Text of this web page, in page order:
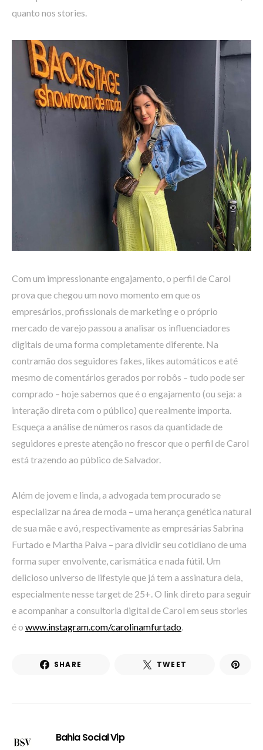
quanto nos stories.
Com um impressionante engajamento, o perfil de Carol
prova que chegou um novo momento em que os
empresários, profissionais de marketing e o próprio
mercado de varejo passou a analisar os influenciadores
digitais de uma forma completamente diferente. Na
contramão dos seguidores fakes, likes automáticos e até
mesmo de comentários gerados por robôs – tudo pode ser
comprado – hoje sabemos que é o engajamento (ou seja: a
interação direta com o público) que realmente importa.
Esqueça a análise de números rasos da quantidade de
seguidores e preste atenção no frescor que o perfil de Carol
está trazendo ao público de Salvador.
Além de jovem e linda, a advogada tem procurado se
especializar na área de moda – uma herança genética natural
de sua mãe e avó, respectivamente as empresárias Sabrina
Furtado e Martha Paiva – para dividir seu cotidiano de uma
forma super envolvente, carismática e nada fútil. Um
delicioso universo de lifestyle que já tem a assinatura dela,
especialmente nesse target de 25+. O link direto para seguir
e acompanhar a consultoria digital de Carol em seus stories
é o www.instagram.com/carolinamfurtado
SHARE TWEET
Bahia Social Vip